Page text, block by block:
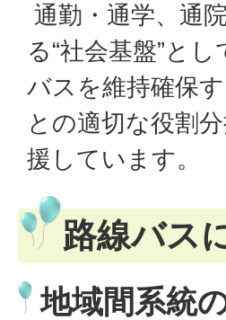
通勤・通学、通
る“社会基盤”と
バスを維持確保
との適切な役割
援しています。
路線バス
地域間系統